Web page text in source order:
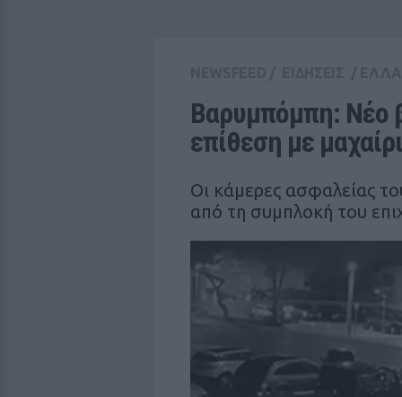
Βαρυμπόμπη: Νέο
επίθεση με
Οι κάμερες ασφαλείας
από τη συμπλοκή του